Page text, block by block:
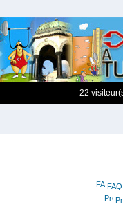
22
FAQ